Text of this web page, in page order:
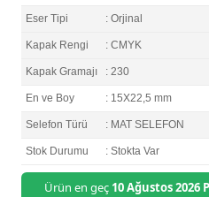
Eser Tipi : Orjinal
Kapak Rengi : CMYK
Kapak Gramajı : 230
En ve Boy : 15X22,5 mm
Selefon Türü : MAT SELEFON
Stok Durumu : Stokta Var
Ürün en geç 10 Ağustos 2026